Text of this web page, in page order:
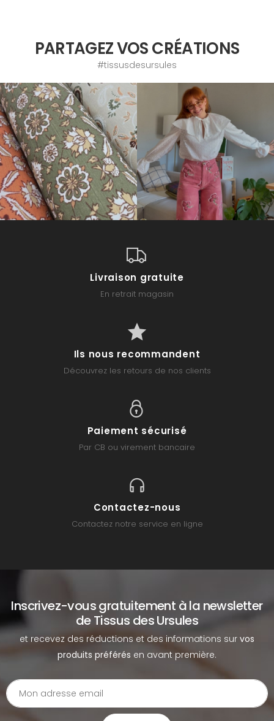
PARTAGEZ VOS CRÉATIONS
#tissusdesursules
Livraison gratuite
En retrait magasin
Ils nous recommandent
Découvrez les retours de nos clients
Paiement sécurisé
Par CB ou virement bancaire
Contactez-nous
Contactez notre service en ligne
Inscrivez-vous gratuitement à la newsletter
de Tissus des Ursules
et recevez des réductions et des informations sur vos
produits préférés en avant première.